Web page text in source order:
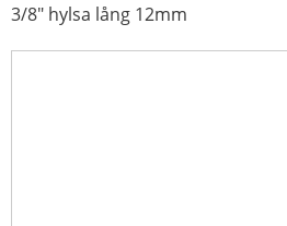
3/8" hylsa lång 12mm